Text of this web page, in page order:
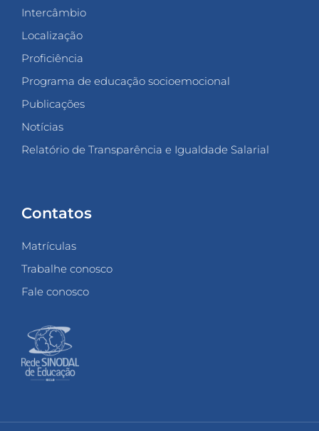
Intercâmbio
Localização
Proficiência
Programa de educação socioemocional
Publicações
Notícias
Relatório de Transparência e Igualdade Salarial
Contatos
Matrículas
Trabalhe conosco
Fale conosco